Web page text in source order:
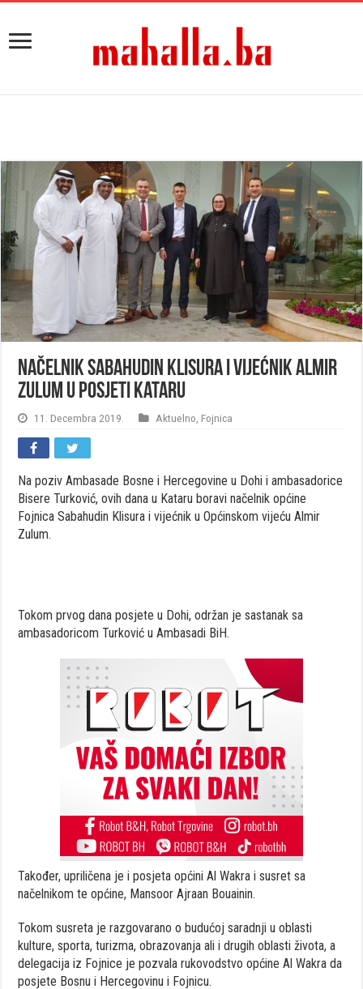
Načelnik Sabahudin Klisura i vijećnik Almir
Zulum u posjeti Kataru
11. Decembra 2019. Aktuelno Fojnica
Na poziv Ambasade Bosne i Hercegovine u Dohi i ambasadorice
Bisere Turković, ovih dana u Kataru boravi načelnik općine
Fojnica Sabahudin Klisura i vijećnik u Općinskom vijeću Almir
Zulum.
Tokom prvog dana posjete u Dohi, održan je sastanak sa
ambasadoricom Turković u Ambasadi BiH.
Također, upriličena je i posjeta općini Al Wakra i susret sa
načelnikom te općine, Mansoor Ajraan Bouainin.
Tokom susreta je razgovarano o budućoj saradnji u oblasti
kulture, sporta, turizma, obrazovanja ali i drugih oblasti života, a
delegacija iz Fojnice je pozvala rukovodstvo općine Al Wakra da
posjete Bosnu i Hercegovinu i Fojnicu.